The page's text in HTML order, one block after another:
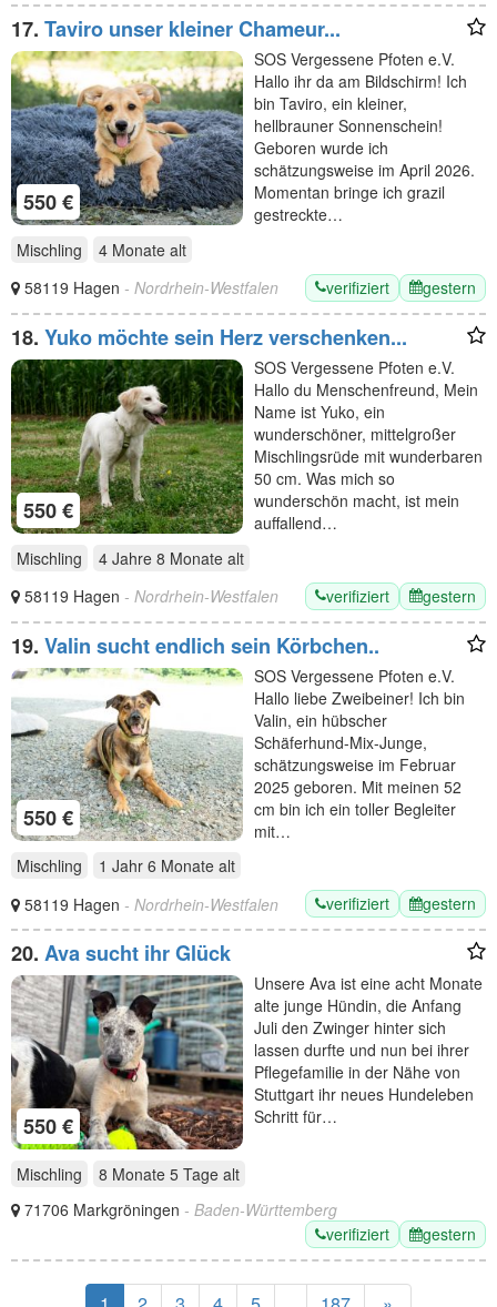
17. Taviro unser kleiner Chameur...
550 €
SOS Vergessene Pfoten e.V.
Hallo ihr da am Bildschirm! Ich
bin Taviro, ein kleiner,
hellbrauner Sonnenschein!
Geboren wurde ich
schätzungsweise im April 2026.
Momentan bringe ich grazil
gestreckte…
Mischling
4 Monate alt
58119 Hagen - Nordrhein-Westfalen verifiziert gestern
18. Yuko möchte sein Herz verschenken...
550 €
SOS Vergessene Pfoten e.V.
Hallo du Menschenfreund, Mein
Name ist Yuko, ein
wunderschöner, mittelgroßer
Mischlingsrüde mit wunderbaren
50 cm. Was mich so
wunderschön macht, ist mein
auffallend…
Mischling
4 Jahre 8 Monate alt
58119 Hagen - Nordrhein-Westfalen verifiziert gestern
19. Valin sucht endlich sein Körbchen..
550 €
SOS Vergessene Pfoten e.V.
Hallo liebe Zweibeiner! Ich bin
Valin, ein hübscher
Schäferhund-Mix-Junge,
schätzungsweise im Februar
2025 geboren. Mit meinen 52
cm bin ich ein toller Begleiter
mit…
Mischling
1 Jahr 6 Monate alt
58119 Hagen - Nordrhein-Westfalen verifiziert gestern
20. Ava sucht ihr Glück
550 €
Unsere Ava ist eine acht Monate
alte junge Hündin, die Anfang
Juli den Zwinger hinter sich
lassen durfte und nun bei ihrer
Pflegefamilie in der Nähe von
Stuttgart ihr neues Hundeleben
Schritt für…
Mischling 8 Monate 5 Tage alt
71706 Markgröningen - Baden-Württemberg
verifiziert
gestern